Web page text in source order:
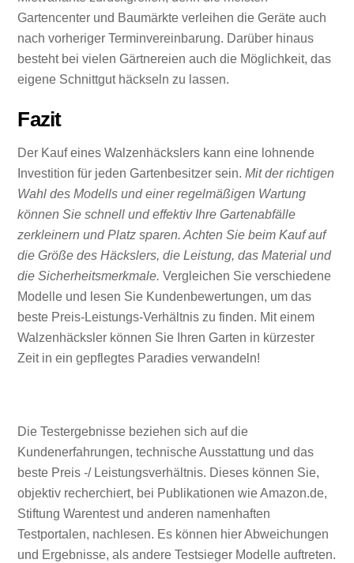
Gartencenter und Baumärkte verleihen die Geräte auch
nach vorheriger Terminvereinbarung. Darüber hinaus
besteht bei vielen Gärtnereien auch die Möglichkeit, das
eigene Schnittgut häckseln zu lassen.
Fazit
Der Kauf eines Walzenhäckslers kann eine lohnende
Investition für jeden Gartenbesitzer sein.Mit der richtigen
Wahl des Modells und einer regelmäßigen Wartung
können Sie schnell und effektiv Ihre Gartenabfälle
zerkleinern und Platz sparen. Achten Sie beim Kauf auf
die Größe des Häckslers, die Leistung, das Material und
die Sicherheitsmerkmale. Vergleichen Sie verschiedene
Modelle und lesen Sie Kundenbewertungen, um das
beste Preis-Leistungs-Verhältnis zu finden. Mit einem
Walzenhäcksler können Sie Ihren Garten in kürzester
Zeit in ein gepflegtes Paradies verwandeln!
Die Testergebnisse beziehen sich auf die
Kundenerfahrungen, technische Ausstattung und das
beste Preis -/ Leistungsverhältnis. Dieses können Sie,
objektiv recherchiert, bei Publikationen wie Amazon.de,
Stiftung Warentest und anderen namenhaften
Testportalen, nachlesen. Es können hier Abweichungen
und Ergebnisse, als andere Testsieger Modelle auftreten.